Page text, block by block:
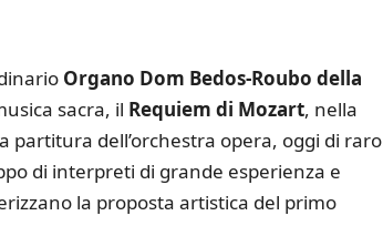
Organo Dom Bedos-Roubo della
sacra, il Requiem di Mozart, nella
dell’orchestra opera, oggi di raro
di interpreti di grande esperienza e
la proposta artistica del primo